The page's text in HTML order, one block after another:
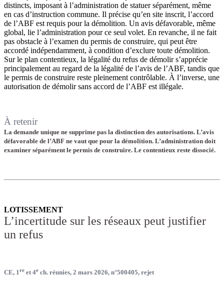
distincts, imposant à l’administration de statuer séparément, même
en cas d’instruction commune. Il précise qu’en site inscrit, l’accord
de l’ABF est requis pour la démolition. Un avis défavorable, même
global, lie l’administration pour ce seul volet. En revanche, il ne fait
pas obstacle à l’examen du permis de construire, qui peut être
accordé indépendamment, à condition d’exclure toute démolition.
Sur le plan contentieux, la légalité du refus de démolir s’apprécie
principalement au regard de la légalité de l’avis de l’ABF, tandis que
le permis de construire reste pleinement contrôlable. À l’inverse, une
autorisation de démolir sans accord de l’ABF est illégale.
À retenir
La demande unique ne supprime pas la distinction des autorisations. L’avis
défavorable de l’ABF ne vaut que pour la démolition. L’administration doit
examiner séparément le permis de construire. Le contentieux reste dissocié.
LOTISSEMENT
L’incertitude sur les réseaux peut justifier
un refus
CE, 1re et 4e ch. réunies, 2 mars 2026, n°500405, rejet